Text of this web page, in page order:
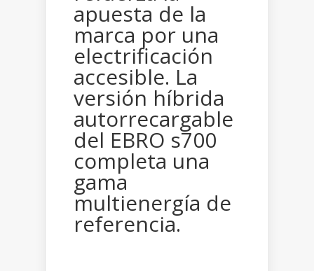
apuesta de la
marca por una
electrificación
accesible. La
versión híbrida
autorrecargable
del EBRO s700
completa una
gama
multienergía de
referencia.